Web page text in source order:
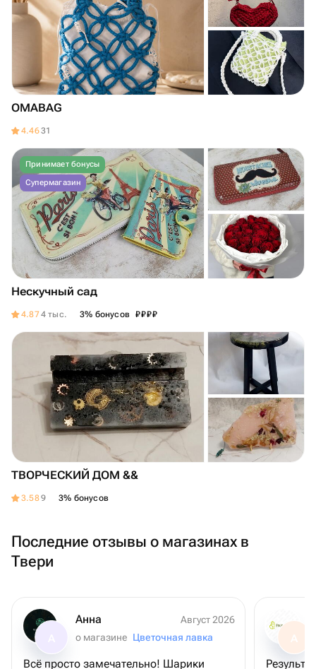
OMABAG
4.4631
Принимает бонусы
Супермагазин
Нескучный сад
4.874 тыс. 3% бонусов ₽₽₽₽
ТВОРЧЕСКИЙ ДОМ &&
3.589 3% бонусов
Последние отзывы о магазинах в
Твери
Анна
Август 2026
о магазине Цветочная лавка
Всё просто замечательно! Шарики
А